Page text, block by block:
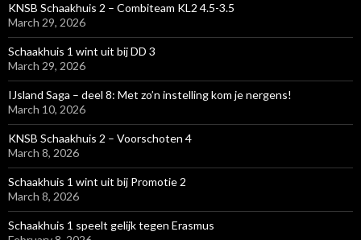
KNSB Schaakhuis 2 – Combiteam KL2 4.5-3.5
March 29, 2026
Schaakhuis 1 wint uit bij DD 3
March 29, 2026
IJsland Saga – deel 8: Met zo’n instelling kom je nergens!
March 10, 2026
KNSB Schaakhuis 2 – Voorschoten 4
March 8, 2026
Schaakhuis 1 wint uit bij Promotie 2
March 8, 2026
Schaakhuis 1 speelt gelijk tegen Erasmus